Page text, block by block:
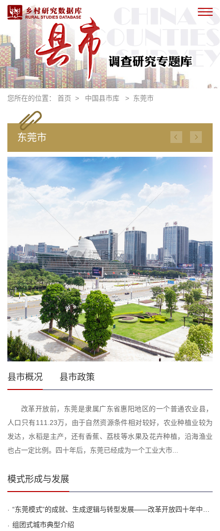
您所在的位置： 首页 > 中国县市库 > 东莞市
东莞市
县市概况 县市政策
改革开放前，东莞是隶属广东省惠阳地区的一个普通农业县，
人口只有111.23万，由于自然资源条件相对较好，农业种植业较为
发达，水稻是主产，还有香蕉、荔枝等水果及花卉种植，沿海渔业
也占一定比例。四十年后，东莞已经成为一个工业大市...
模式形成与发展
“东莞模式”的成就、生成逻辑与转型发展——改革开放四十年中国城市发展典型案例分析
组团式城市典型介绍